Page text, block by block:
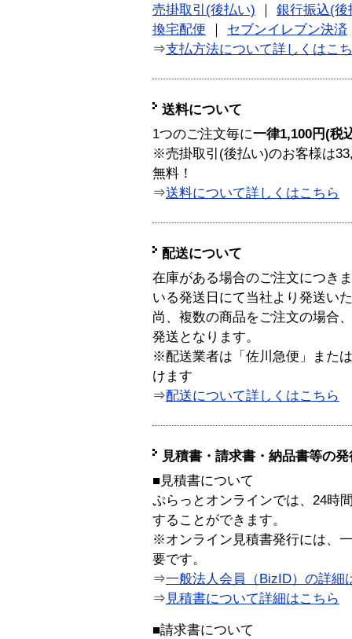
売掛取引(後払い)
銀行振込(後
換宅配便
セブンイレブン決済
⇒支払方法について詳しくはこ
送料について
1つのご注文毎に一律1,100円(税
※売掛取引(後払い)のお客様は
無料！
⇒送料について詳しくはこちら
配送について
在庫がある場合のご注文につき
いる発送日にて当社より発送い
尚、複数の商品をご注文の場合
発送となります。
※配送業者は「佐川急便」また
けます
⇒配送について詳しくはこちら
見積書・請求書・納品書等の
■見積書について
ぷらっとオンラインでは、24時
することができます。
※オンライン見積書発行には、
要です。
⇒一般法人会員（BizID）の詳細
⇒ 見積書について詳細はこちら
■請求書について